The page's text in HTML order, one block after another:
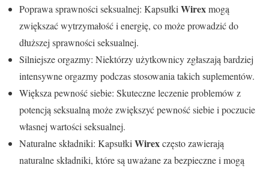
Poprawa sprawności seksualnej: KapsułkiWirexmogą
zwiększać wytrzymałość i energię, co może prowadzić do
dłuższej sprawności seksualnej.
Silniejsze orgazmy: Niektórzy użytkownicy zgłaszają bardziej
intensywne orgazmy podczas stosowania takich suplementów.
Większa pewność siebie: Skuteczne leczenie problemów z
potencją seksualną może zwiększyć pewność siebie i poczucie
własnej wartości seksualnej.
Naturalne składniki: KapsułkiWirexczęsto zawierają
naturalne składniki, które są uważane za bezpieczne i mogą